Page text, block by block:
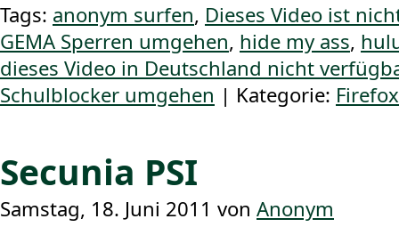
Tags: anonym surfen, Dieses Video ist
GEMA Sperren umgehen, hide my ass,
dieses Video in Deutschland nicht
Schulblocker umgehen | Kategorie: Firefox
Secunia PSI
Samstag, 18. Juni 2011 von Anonym